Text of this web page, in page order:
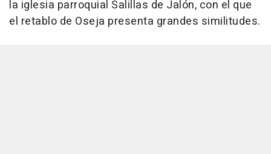
la iglesia parroquial Salillas de Jalón, con el que
el retablo de Oseja presenta grandes similitudes.